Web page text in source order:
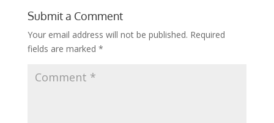
Submit a Comment
Your email address will not be published. Required
fields are marked *